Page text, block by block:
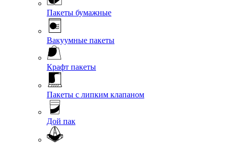
Пакеты бумажные
Вакуумные пакеты
Крафт пакеты
Пакеты с липким клапаном
Дой пак